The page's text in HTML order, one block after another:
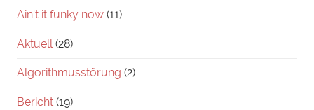
Ain't it funky now (11)
Aktuell (28)
Algorithmusstörung (2)
Bericht (19)